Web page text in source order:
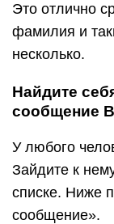
Это отлично
фамилия и
несколько.
Найдите
сообщение
У любого
Зайдите к
списке. Ниже
сообщение».